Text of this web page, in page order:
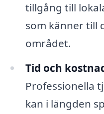
tillgång till
som känner till
området.
Tid och
Professionella
kan i längden